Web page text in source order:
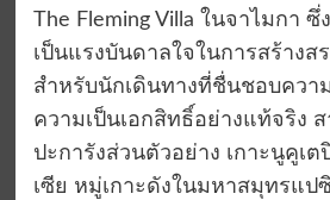
The Fleming Villa ในจาไมกา
เป็นแรงบันดาลใจในการสร้าง
สำหรับนักเดินทางที่ชื่นชอบควา
ความเป็นเอกสิทธิ์อย่างแท้จริง ส
ปะการังส่วนตัวอย่าง เกาะนูคูเ
เซีย หมู่เกาะดังในมหาสมุทรแป